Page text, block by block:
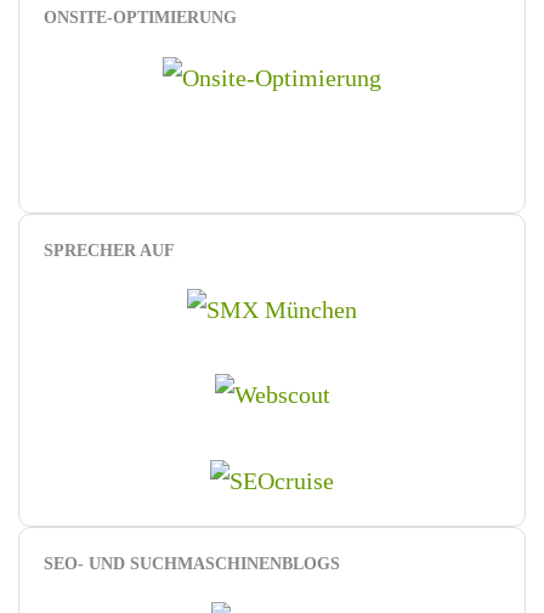
ONSITE-OPTIMIERUNG
SPRECHER AUF
SEO- UND SUCHMASCHINENBLOGS